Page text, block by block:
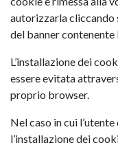
autorizzarla cliccando
del banner
L’installazione dei
essere evitata
proprio browser.
Nel caso in cui
l’installazione dei